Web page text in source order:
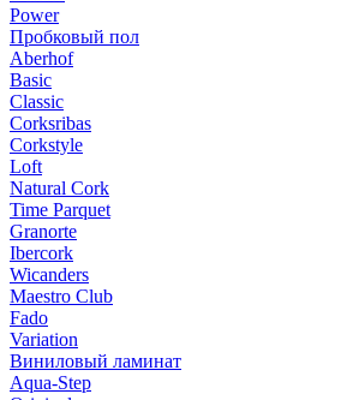
Power
Пробковый пол
Aberhof
Basic
Classic
Corksribas
Corkstyle
Loft
Natural Cork
Time Parquet
Granorte
Ibercork
Wicanders
Мaestro Club
Fado
Variation
Виниловый ламинат
Aqua-Step